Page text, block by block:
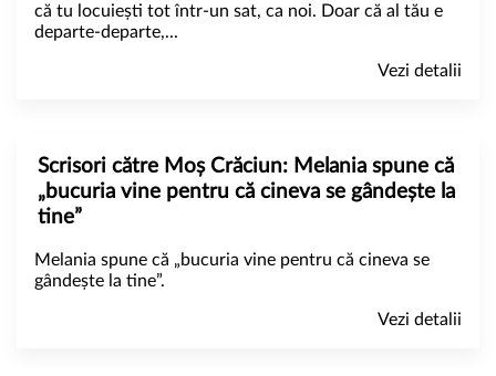
că tu locuiești tot într-un sat, ca noi. Doar că al tău e
departe-departe,...
Vezi detalii
Scrisori către Moș Crăciun: Melania spune că
„bucuria vine pentru că cineva se gândește la
tine”
Melania spune că „bucuria vine pentru că cineva se
gândește la tine”.
Vezi detalii